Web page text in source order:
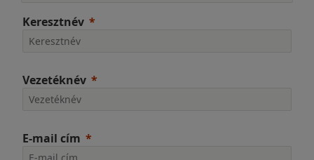
Keresztnév
Vezetéknév
E-mail cím